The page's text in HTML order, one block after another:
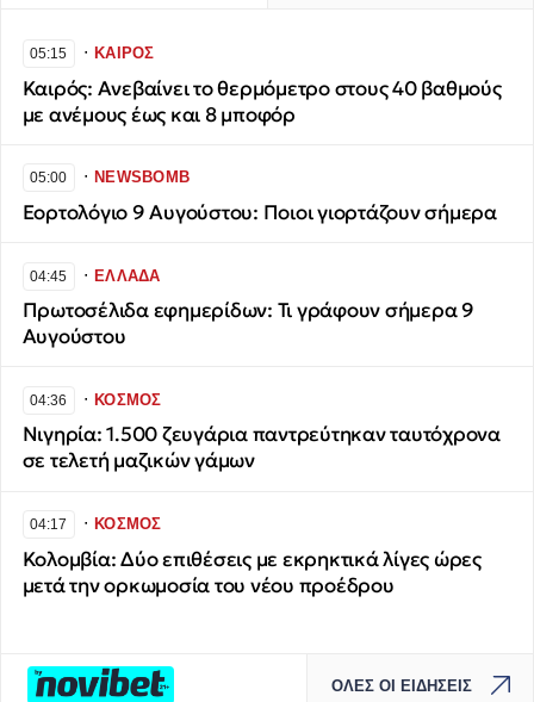
05:15 ∙ΚΑΙΡΟΣ
Καιρός: Ανεβαίνει το θερμόμετρο στους 40 βαθμούς
με ανέμους έως και 8 μποφόρ
05:00 ∙NEWSBOMB
Εορτολόγιο 9 Αυγούστου: Ποιοι γιορτάζουν σήμερα
04:45 ∙ΕΛΛΑΔΑ
Πρωτοσέλιδα εφημερίδων: Τι γράφουν σήμερα 9
Αυγούστου
04:36 ∙ΚΟΣΜΟΣ
Νιγηρία: 1.500 ζευγάρια παντρεύτηκαν ταυτόχρονα
σε τελετή μαζικών γάμων
04:17 ∙ΚΟΣΜΟΣ
Κολομβία: Δύο επιθέσεις με εκρηκτικά λίγες ώρες
μετά την ορκωμοσία του νέου προέδρου
ΟΛΕΣ ΟΙ ΕΙΔΗΣΕΙΣ